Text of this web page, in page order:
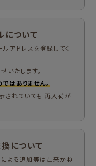
について
ルアドレスを登録してく
いたします。
はありません。
されていても 再入荷が
について
よる追加等は出来かね